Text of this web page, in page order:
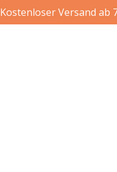
Kostenloser Versand ab